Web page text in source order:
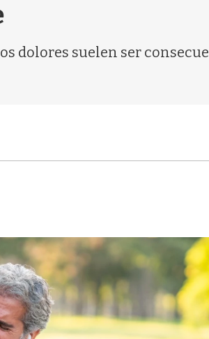
dolores suelen ser